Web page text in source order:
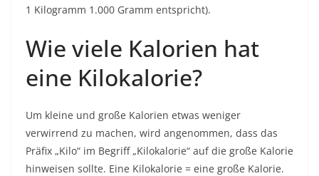
1 Kilogramm 1.000 Gramm entspricht).
Wie viele Kalorien hat
eine Kilokalorie?
Um kleine und große Kalorien etwas weniger
verwirrend zu machen, wird angenommen, dass das
Präfix „Kilo“ im Begriff „Kilokalorie“ auf die große Kalorie
hinweisen sollte. Eine Kilokalorie = eine große Kalorie.